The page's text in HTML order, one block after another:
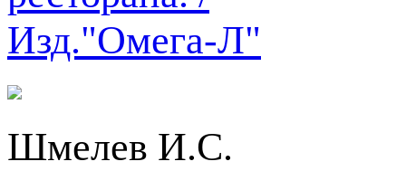
Шмелев И.С.